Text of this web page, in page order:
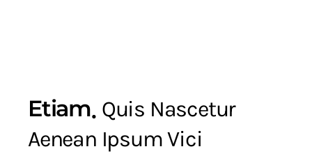
Etiam Quis Nascetur
Aenean Ipsum Vici